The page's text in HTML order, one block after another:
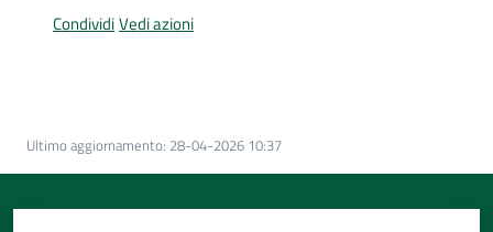
cittadini
CondividiVedi azioni
Ultimo aggiornamento: 28-04-2026 10:37